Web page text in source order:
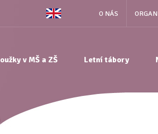
O NÁS
v MŠ a ZŠ Letní tábory